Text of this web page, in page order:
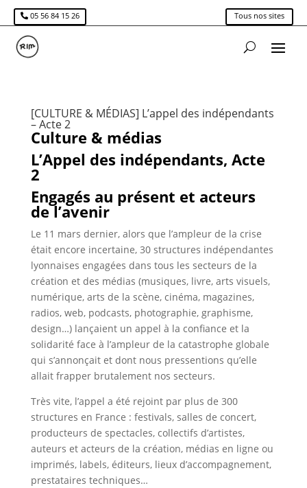
05 56 84 15 26 Tous nos sites
[CULTURE & MÉDIAS] L’appel des indépendants
– Acte 2
Culture & médias
L’Appel des indépendants, Acte
2
Engagés au présent et acteurs
de l’avenir
Le 11 mars dernier, alors que l’ampleur de la crise
était encore incertaine, 30 structures indépendantes
lyonnaises engagées dans tous les secteurs de la
création et des médias (musiques, livre, arts visuels,
numérique, arts de la scène, cinéma, magazines,
radios, web, podcasts, photographie, graphisme,
design…) lançaient un appel à la confiance et la
solidarité face à l’ampleur de la catastrophe globale
qui s’annonçait et dont nous pressentions qu’elle
allait frapper brutalement nos secteurs.
Très vite, l’appel a été rejoint par plus de 300
structures en France : festivals, salles de concert,
producteurs de spectacles, collectifs d’artistes,
auteurs et acteurs de la création, médias en ligne ou
imprimés, labels, éditeurs, lieux d’accompagnement,
prestataires techniques…